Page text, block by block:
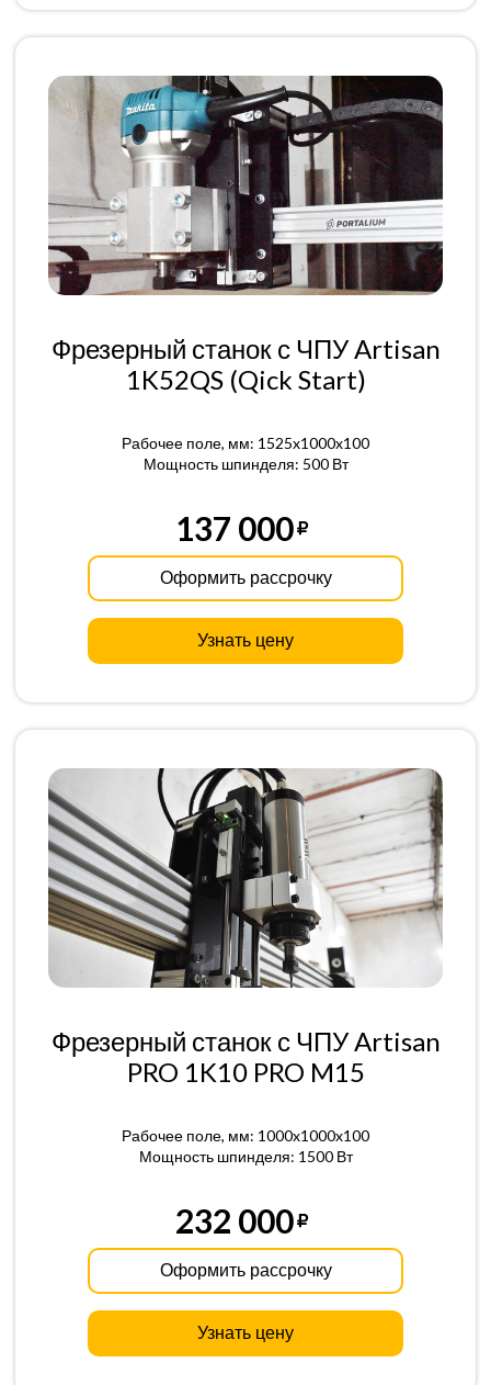
Фрезерный станок с ЧПУ Artisan
1K52QS (Qick Start)
Рабочее поле, мм: 1525x1000x100
Мощность шпинделя: 500 Вт
137 000
Оформить рассрочку
Узнать цену
Фрезерный станок с ЧПУ Artisan
PRO 1K10 PRO M15
Рабочее поле, мм: 1000x1000x100
Мощность шпинделя: 1500 Вт
232 000
Оформить рассрочку
Узнать цену